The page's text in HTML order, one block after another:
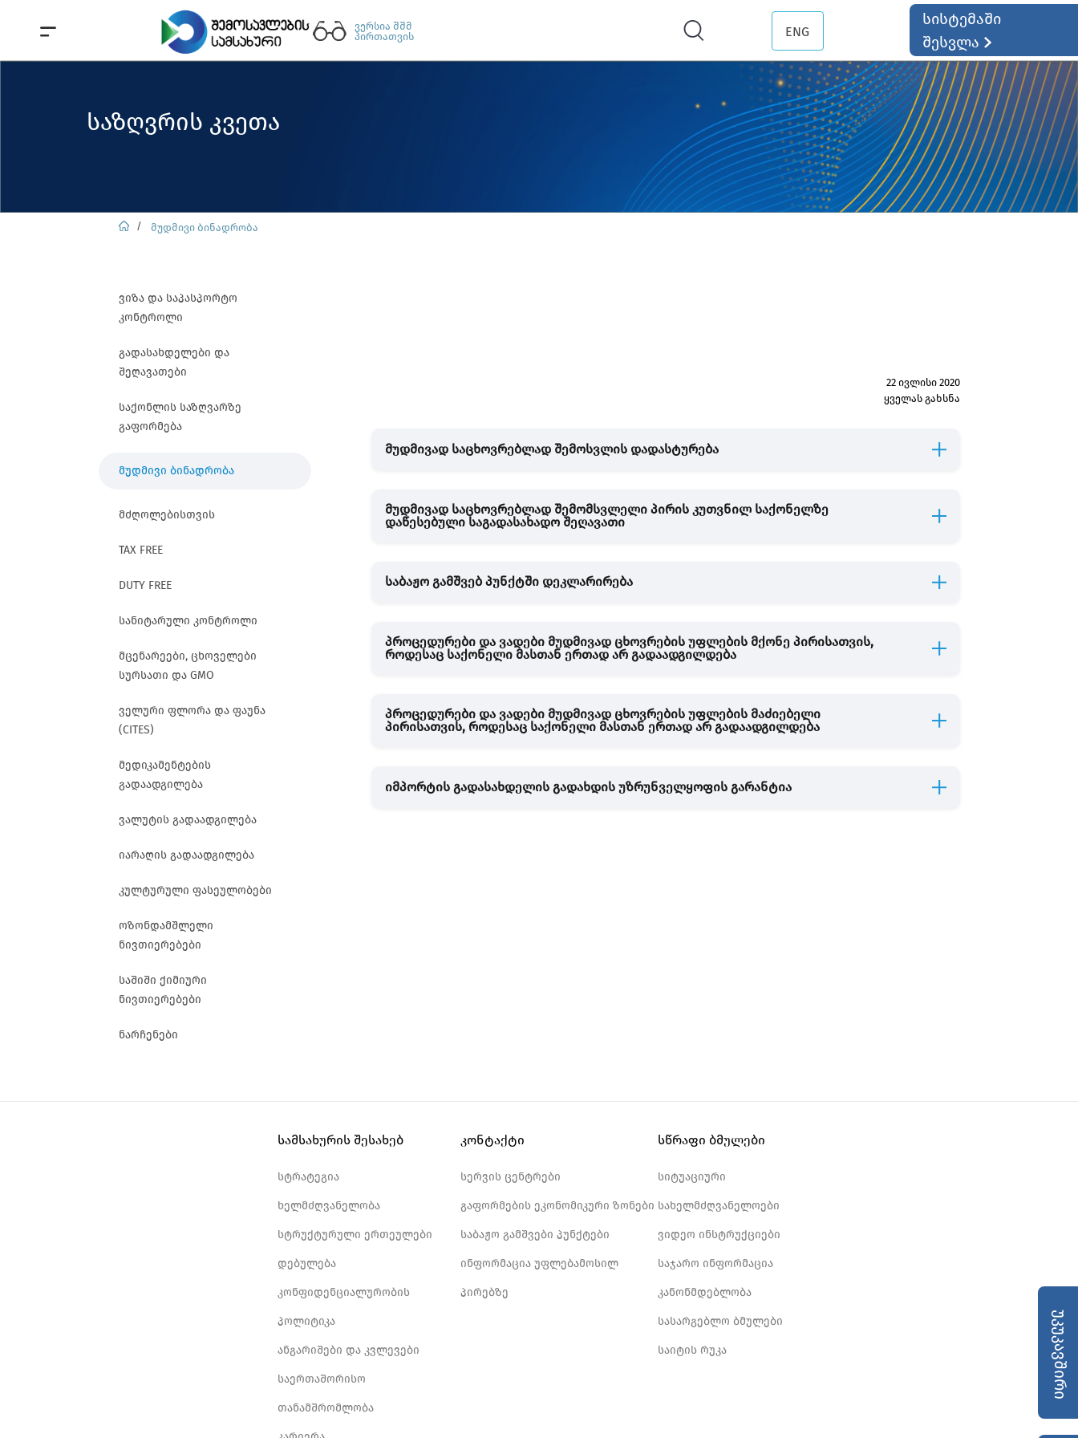
ვერსია შშმ
პირთათვის
ENG
სისტემაში
შესვლა
უკუკავშირი
საზღვრის კვეთა
მუდმივი ბინადრობა
ვიზა და საპასპორტო
კონტროლი
გადასახდელები და
შეღავათები
საქონლის საზღვარზე
გაფორმება
მუდმივი ბინადრობა
მძღოლებისთვის
TAX FREE
DUTY FREE
სანიტარული კონტროლი
მცენარეები, ცხოველები
სურსათი და GMO
ველური ფლორა და ფაუნა
(CITES)
მედიკამენტების
გადაადგილება
ვალუტის გადაადგილება
იარაღის გადაადგილება
კულტურული ფასეულობები
ოზონდამშლელი
ნივთიერებები
საშიში ქიმიური
ნივთიერებები
ნარჩენები
22 ივლისი 2020
ყველას გახსნა
მუდმივად საცხოვრებლად შემოსვლის დადასტურება
მუდმივად საცხოვრებლად შემომსვლელი პირის კუთვნილ საქონელზე
დაწესებული საგადასახადო შეღავათი
საბაჟო გამშვებ პუნქტში დეკლარირება
პროცედურები და ვადები მუდმივად ცხოვრების უფლების მქონე პირისათვის,
როდესაც საქონელი მასთან ერთად არ გადაადგილდება
პროცედურები და ვადები მუდმივად ცხოვრების უფლების მაძიებელი
პირისათვის, როდესაც საქონელი მასთან ერთად არ გადაადგილდება
იმპორტის გადასახდელის გადახდის უზრუნველყოფის გარანტია
სამსახურის შესახებ
სტრატეგია
ხელმძღვანელობა
სტრუქტურული ერთეულები
დებულება
კონფიდენციალურობის
პოლიტიკა
ანგარიშები და კვლევები
საერთაშორისო
თანამშრომლობა
კონტაქტი
სერვის ცენტრები
გაფორმების ეკონომიკური ზონები
საბაჟო გამშვები პუნქტები
ინფორმაცია უფლებამოსილ
პირებზე
სწრაფი ბმულები
სიტუაციური
სახელმძღვანელოები
ვიდეო ინსტრუქციები
საჯარო ინფორმაცია
კანონმდებლობა
სასარგებლო ბმულები
საიტის რუკა